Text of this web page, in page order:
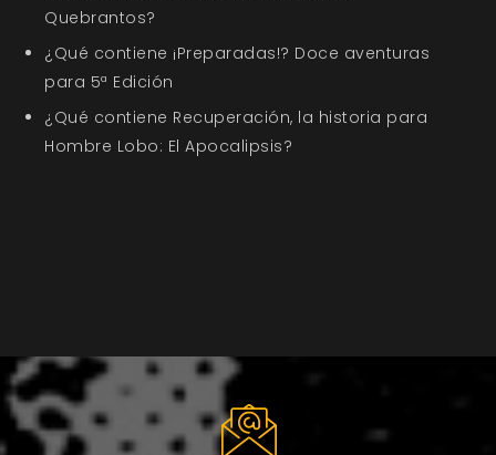
Quebrantos?
¿Qué contiene ¡Preparadas!? Doce aventuras
para 5ª Edición
¿Qué contiene Recuperación, la historia para
Hombre Lobo: El Apocalipsis?